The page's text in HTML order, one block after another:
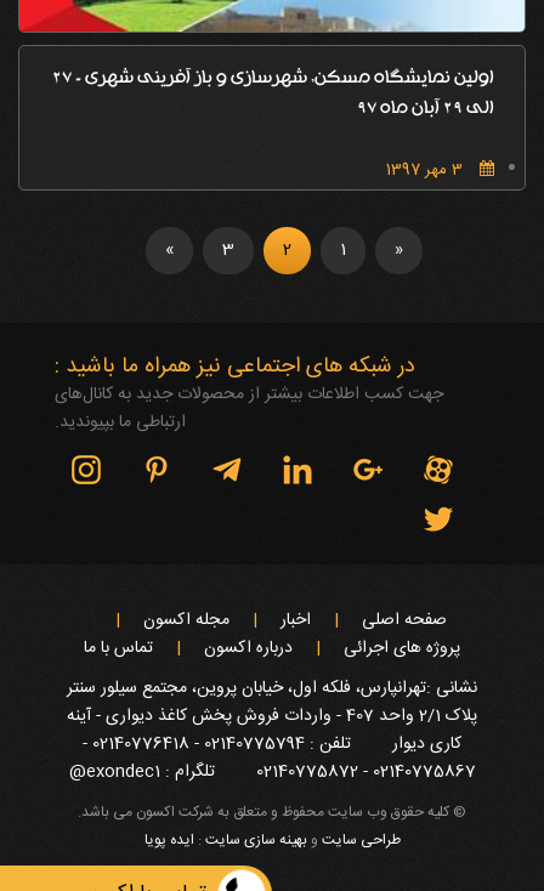
اولین نمایشگاه مسکن, شهرسازی و باز آفرینی شهری - 27
الی 29 آبان ماه 97
«
1
2
3
»
در شبکه های اجتماعی نیز همراه ما باشید :
جهت کسب اطلاعات بیشتر از محصولات جدید به کانال‌های
ارتباطی ما بپیوندید.
صفحه اصلی اخبار
مجله اکسون
پروژه های اجرائی
درباره اکسون
تماس با ما
نشانی :تهرانپارس، فلکه اول، خیابان پروین، مجتمع سیلور سنتر
پلاک 2/1 واحد 407 - واردات فروش پخش کاغذ دیواری - آینه
کاری دیوار
تلفن : 02140775794 - 02140776418 -
02140775867 - 02140775872
تلگرام : exondec1@
© کلیه حقوق وب سایت محفوظ و متعلق به شرکت اکسون می باشد.
طراحی سایت وبهینه سازی سایت : ایده پویا